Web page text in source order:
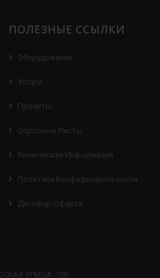
ПОЛЕЗНЫЕ ССЫЛКИ
Оборудование
Услуги
Проекты
Опросные Листы
Техническая Информация
Политика Конфиденциальности
Договор-Оферта
УЛИЦА, 100